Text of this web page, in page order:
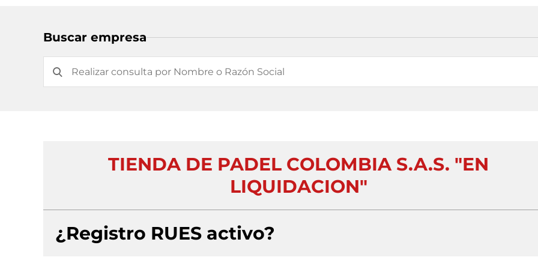
Buscar empresa
TIENDA DE PADEL COLOMBIA S.A.S. "EN
LIQUIDACION"
¿Registro RUES activo?